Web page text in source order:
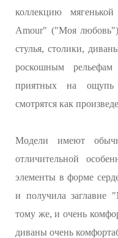
коллекцию
Amour" ("Моя
стулья, столики,
роскошным
приятных на ощупь
смотрятся как
Модели имеют
отличительной
элементы в форме
и получила заглавие
тому же, и очень
диваны очень